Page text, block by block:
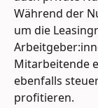
Während der
um die
Mitarbeitende
ebenfalls
profitieren.